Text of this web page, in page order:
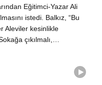
Eğitimci-Yazar Ali
istedi. Balkız, “Bu
Aleviler kesinlikle
çıkılmalı,…